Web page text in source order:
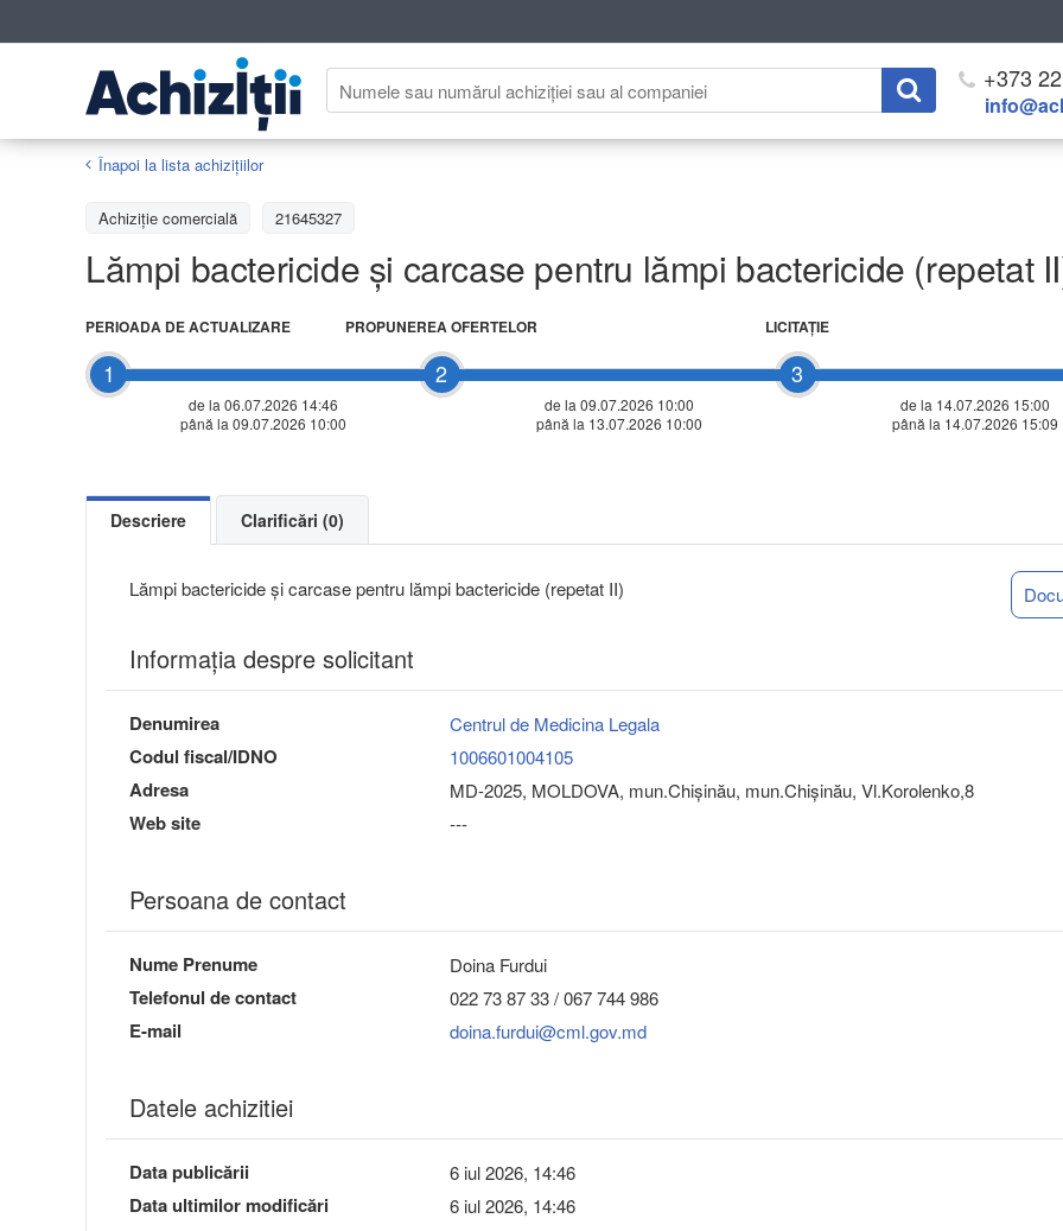
+373
Înapoi la lista achiziţiilor
Achizițiе comercială 21645327
Lămpi bactericide și carcase pentru lămpi bactericide (repetat
1
PERIOADA DE ACTUALIZARE
de la 06.07.2026 14:46
până la 09.07.2026 10:00
2
PROPUNEREA OFERTELOR
de la 09.07.2026 10:00
până la 13.07.2026 10:00
3
LICITAŢIE
de la 14.07.2026 15:00
până la 14.07.2026 15:09
Descriere Clarificări (0)
Lămpi bactericide și carcase pentru lămpi bactericide (repetat II)
Informaţia despre solicitant
Denumirea Centrul de Medicina Legala
Codul fiscal/IDNO 1006601004105
Adresa MD-2025, MOLDOVA, mun.Chişinău, mun.Chişinău, Vl.Korolenko,8
Web site ---
Persoana de contact
Nume Prenume Doina Furdui
Telefonul de contact 022 73 87 33 / 067 744 986
E-mail doina.furdui@cml.gov.md
Datele achizitiei
Data publicării 6 iul 2026, 14:46
Data ultimilor modificări 6 iul 2026, 14:46